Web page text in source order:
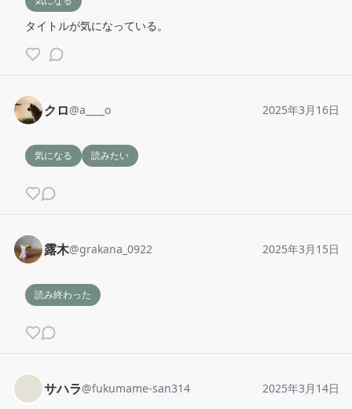
タイトルが気になっている。
クロ@a____o 2025年3月16日
気になる 読みたい
露木@grakana_0922 2025年3月15日
読み終わった
サハラ@fukumame-san314 2025年3月14日